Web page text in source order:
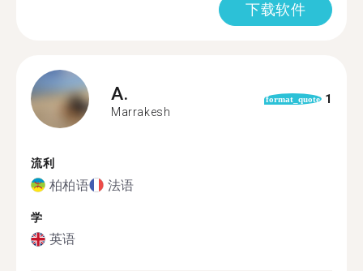
下载软件
A.
Marrakesh
format_quote 1
流利
柏柏语 法语
学
英语